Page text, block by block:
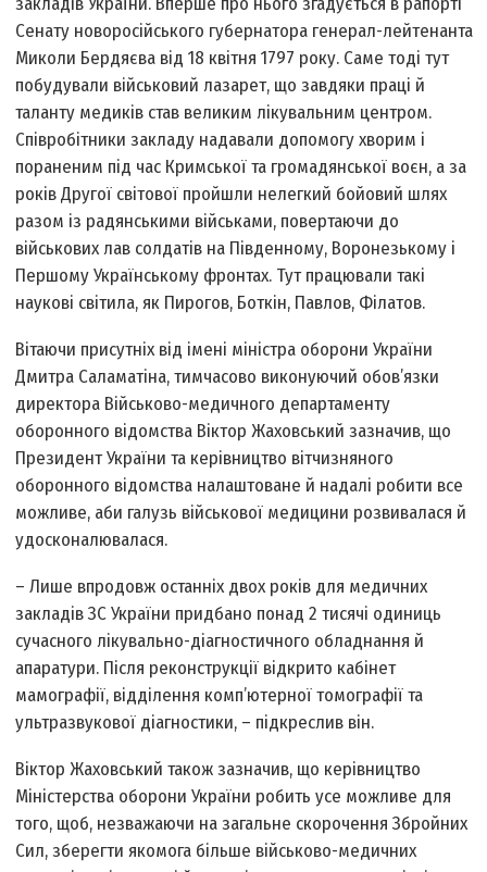
Сенату новоросійського губернатора генерал-лейтенанта
Миколи Бердяєва від 18 квітня 1797 року. Саме тоді тут
побудували військовий лазарет, що завдяки праці й
таланту медиків став великим лікувальним центром.
Співробітники закладу надавали допомогу хворим і
пораненим під час Кримської та громадянської воєн, а за
років Другої світової пройшли нелегкий бойовий шлях
разом із радянськими військами, повертаючи до
військових лав солдатів на Південному, Воронезькому і
Першому Українському фронтах. Тут працювали такі
наукові світила, як Пирогов, Боткін, Павлов, Філатов.
Вітаючи присутніх від імені міністра оборони України
Дмитра Саламатіна, тимчасово виконуючий обов’язки
директора Військово-медичного департаменту
оборонного відомства Віктор Жаховський зазначив, що
Президент України та керівництво вітчизняного
оборонного відомства налаштоване й надалі робити все
можливе, аби галузь військової медицини розвивалася й
удосконалювалася.
– Лише впродовж останніх двох років для медичних
закладів ЗС України придбано понад 2 тисячі одиниць
сучасного лікувально-діагностичного обладнання й
апаратури. Після реконструкції відкрито кабінет
мамографії, відділення комп’ютерної томографії та
ультразвукової діагностики, – підкреслив він.
Віктор Жаховський також зазначив, що керівництво
Міністерства оборони України робить усе можливе для
того, щоб, незважаючи на загальне скорочення Збройних
Сил, зберегти якомога більше військово-медичних